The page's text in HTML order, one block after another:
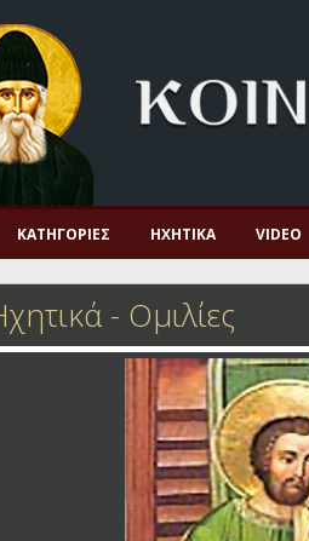
ΚΑΤΗΓΟΡΊΕΣ ΗΧΗΤΙΚΆ VIDEO
- Ομιλίες